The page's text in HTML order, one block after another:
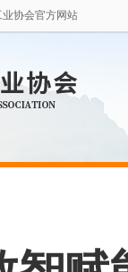
协会官方网站